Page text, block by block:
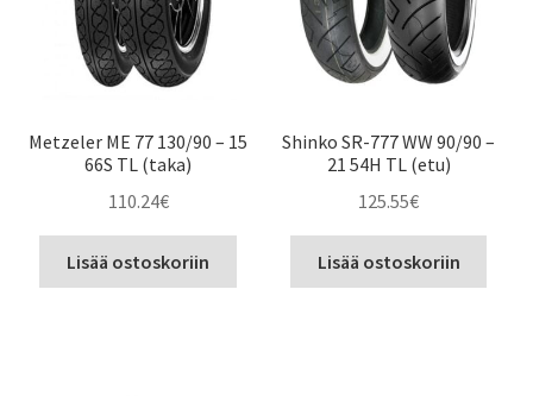
Metzeler ME 77 130/90 – 15
66S TL (taka)
110.24€
Lisää ostoskoriin
Shinko SR-777 WW 90/90 –
21 54H TL (etu)
125.55€
Lisää ostoskoriin